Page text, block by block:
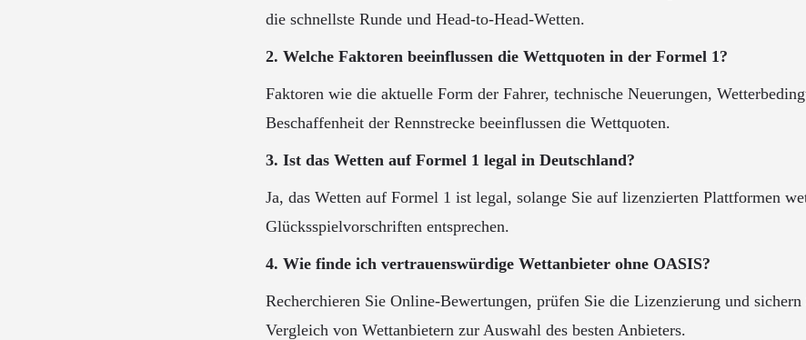
die schnellste Runde und Head-to-Head-Wetten.
2. Welche Faktoren beeinflussen die Wettquoten in der Formel 1?
Faktoren wie die aktuelle Form der Fahrer, technische Neuerungen,
Beschaffenheit der Rennstrecke beeinflussen die Wettquoten.
3. Ist das Wetten auf Formel 1 legal in Deutschland?
Ja, das Wetten auf Formel 1 ist legal, solange Sie auf lizenzierten Plattformen
Glücksspielvorschriften entsprechen.
4. Wie finde ich vertrauenswürdige Wettanbieter ohne OASIS?
Recherchieren Sie Online-Bewertungen, prüfen Sie die Lizenzierung und sichern
Vergleich von Wettanbietern zur Auswahl des besten Anbieters.